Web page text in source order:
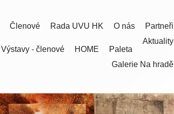
Partneři
O nás
Rada UVU HK
Členové
Aktuality
Paleta
HOME
Výstavy - členové
Galerie Na hradě